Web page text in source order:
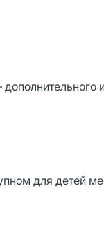
для детей